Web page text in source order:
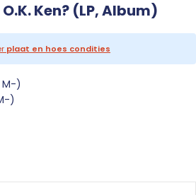
Ken? (LP, Album)
plaat en hoes condities
M-)
)